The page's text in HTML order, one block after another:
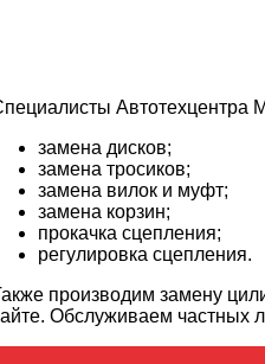
Автотехцентра
замена дисков;
замена тросиков;
замена вилок и муфт;
замена корзин;
прокачка сцепления;
регулировка сцепления.
производим замену
Обслуживаем частных